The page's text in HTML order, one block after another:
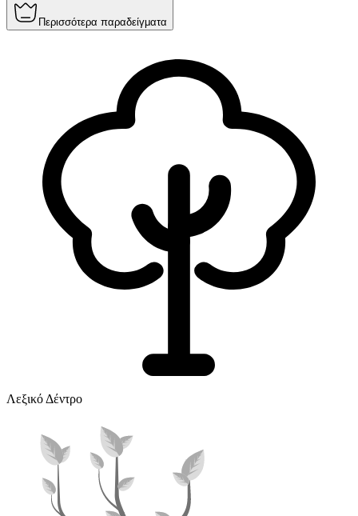
Περισσότερα παραδείγματα
Λεξικό Δέντρο